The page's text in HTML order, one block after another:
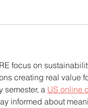
focus on
creating real value
semester, a US online
informed about